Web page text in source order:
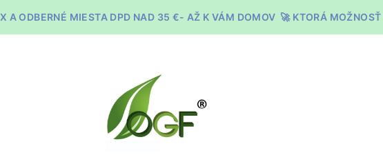
A ODBERNÉ MIESTA DPD NAD 35 €- AŽ K VÁM DOMOV 🚀 KTORÁ